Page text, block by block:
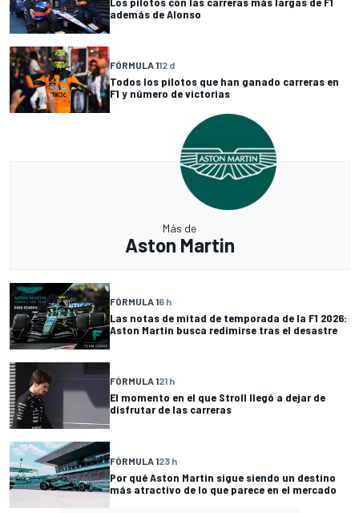
además de Alonso
FÓRMULA 112 d
Todos los pilotos que han ganado carreras en
F1 y número de victorias
Más de
Aston Martin
FÓRMULA 16 h
Las notas de mitad de temporada de la F1 2026:
Aston Martin busca redimirse tras el desastre
FÓRMULA 121 h
El momento en el que Stroll llegó a dejar de
disfrutar de las carreras
FÓRMULA 123 h
Por qué Aston Martin sigue siendo un destino
más atractivo de lo que parece en el mercado